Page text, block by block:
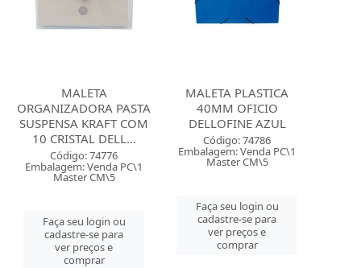
MALETA
ORGANIZADORA PASTA
SUSPENSA KRAFT COM
10 CRISTAL DELL...
Código: 74776
Embalagem: Venda PC\1
Master CM\5
Faça seu login ou
cadastre-se para
ver preços e
comprar
MALETA PLASTICA
40MM OFICIO
DELLOFINE AZUL
Código: 74786
Embalagem: Venda PC\1
Master CM\5
Faça seu login ou
cadastre-se para
ver preços e
comprar